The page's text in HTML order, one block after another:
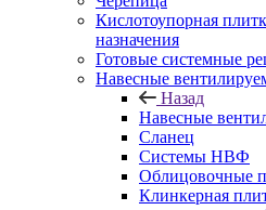
Кислотоупорная
назначения
Готовые системные
Навесные
Назад
Навесные
Сланец
Системы НВФ
Облицовочные
Клинкерная